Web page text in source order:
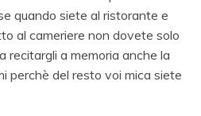
quando siete al ristorante e
al cameriere non dovete solo
recitargli a memoria anche la
perchè del resto voi mica siete